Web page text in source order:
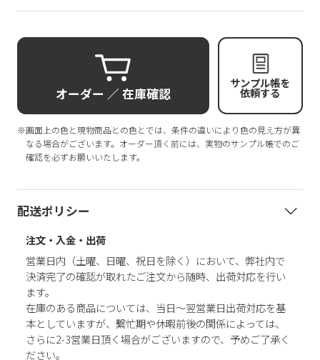
オーダー ／ 在庫確認
サンプル帳を
依頼する
※画面上の色と現物商品との色とでは、条件の違いにより色の見え方が異
なる場合がございます。オーダー頂く前には、実物のサンプル帳でのご
確認を必ずお願いいたします。
配送ポリシー
注文・入金・出荷
営業日内（土曜、日曜、祝日を除く）において、弊社内で
決済完了の確認が取れたご注文から随時、出荷対応を行い
ます。
在庫のある商品については、当日～翌営業日出荷対応を基
本としていますが、繫忙期や休暇前後の関係によっては、
さらに2-3営業日頂く場合がございますので、予めご了承く
ださい。